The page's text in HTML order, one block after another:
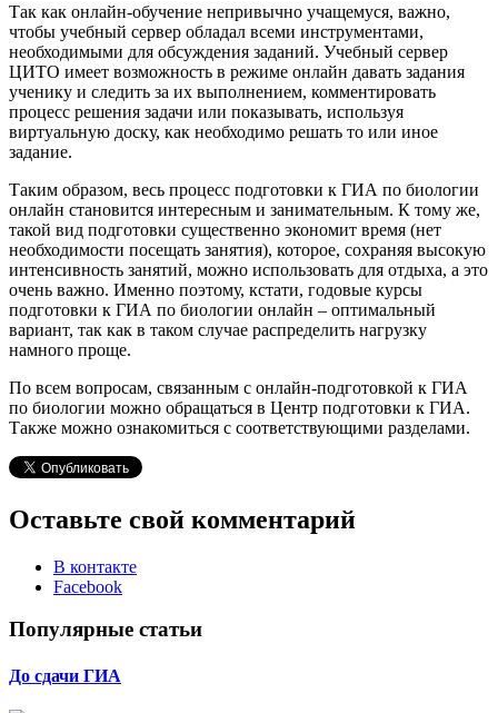
Так как онлайн-обучение непривычно учащемуся, важно,
чтобы учебный сервер обладал всеми инструментами,
необходимыми для обсуждения заданий. Учебный сервер
ЦИТО имеет возможность в режиме онлайн давать задания
ученику и следить за их выполнением, комментировать
процесс решения задачи или показывать, используя
виртуальную доску, как необходимо решать то или иное
задание.
Таким образом, весь процесс подготовки к ГИА по биологии
онлайн становится интересным и занимательным. К тому же,
такой вид подготовки существенно экономит время (нет
необходимости посещать занятия), которое, сохраняя высокую
интенсивность занятий, можно использовать для отдыха, а это
очень важно. Именно поэтому, кстати, годовые курсы
подготовки к ГИА по биологии онлайн – оптимальный
вариант, так как в таком случае распределить нагрузку
намного проще.
По всем вопросам, связанным с онлайн-подготовкой к ГИА
по биологии можно обращаться в Центр подготовки к ГИА.
Также можно ознакомиться с соответствующими разделами.
Оставьте свой комментарий
В контакте
Facebook
Популярные статьи
До сдачи ГИА